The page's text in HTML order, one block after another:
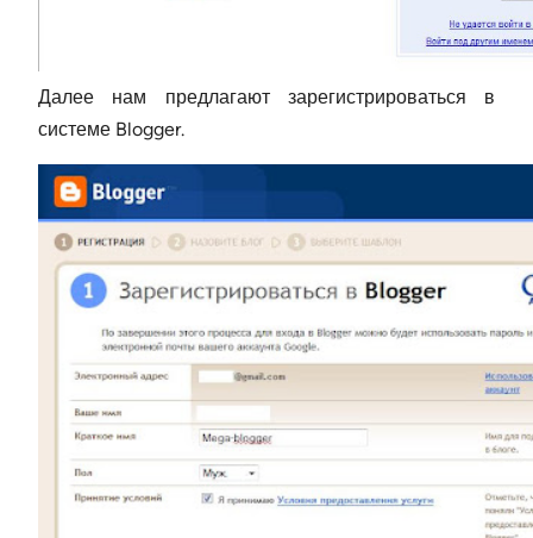
Далее нам предлагают зарегистрироваться в
системе Blogger.